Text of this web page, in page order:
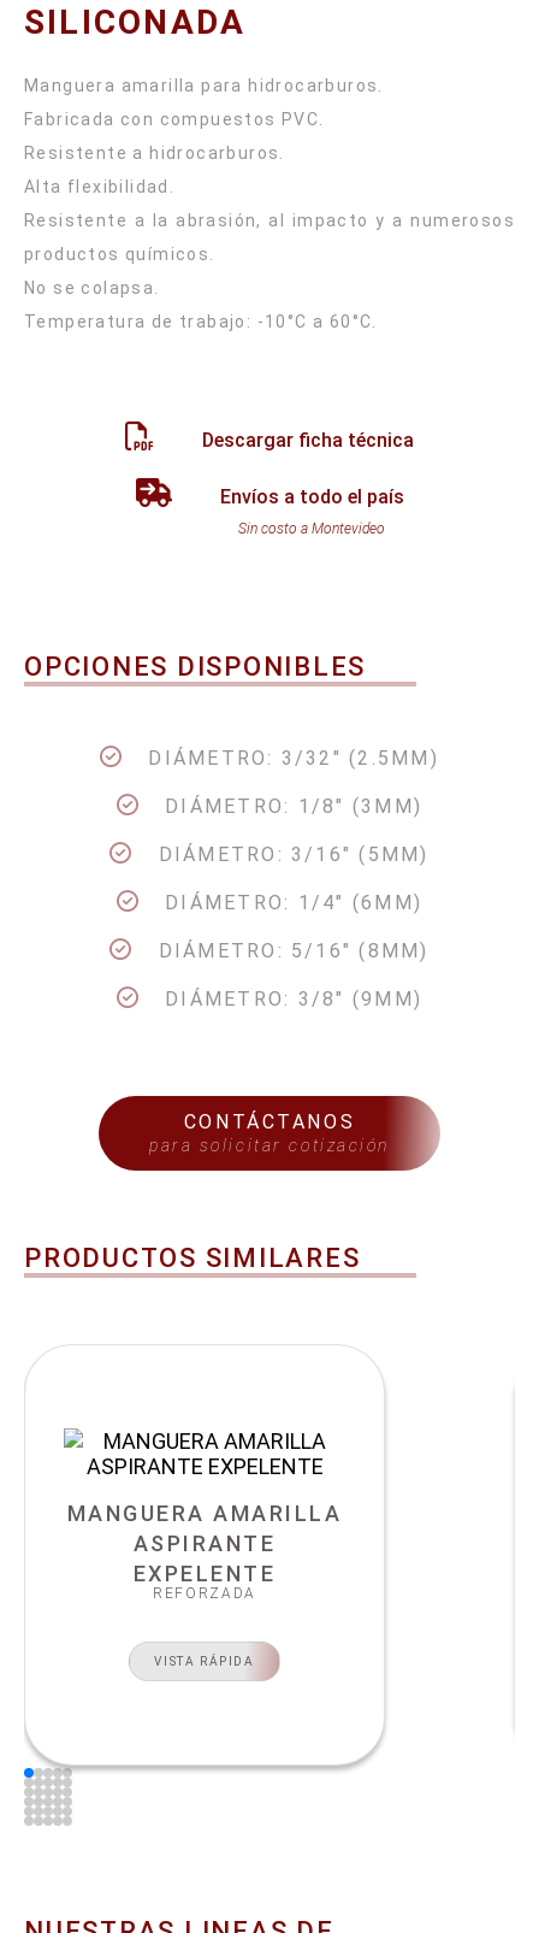
SILICONADA
Manguera amarilla para hidrocarburos.
Fabricada con compuestos PVC.
Resistente a hidrocarburos.
Alta flexibilidad.
Resistente a la abrasión, al impacto y a numerosos
productos químicos.
No se colapsa.
Descargar ficha técnica
Envíos a todo el país
Sin costo a Montevideo
OPCIONES DISPONIBLES
DIÁMETRO: 3/32" (2.5MM)
DIÁMETRO: 1/8" (3MM)
DIÁMETRO: 3/16" (5MM)
DIÁMETRO: 1/4" (6MM)
DIÁMETRO: 5/16" (8MM)
DIÁMETRO: 3/8" (9MM)
CONTÁCTANOS
para solicitar cotización
PRODUCTOS SIMILARES
MANGUERA AMARILLA
ASPIRANTE
EXPELENTE
REFORZADA
VISTA RÁPIDA